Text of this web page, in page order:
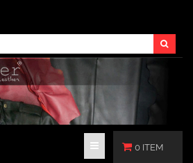
0 ITEM